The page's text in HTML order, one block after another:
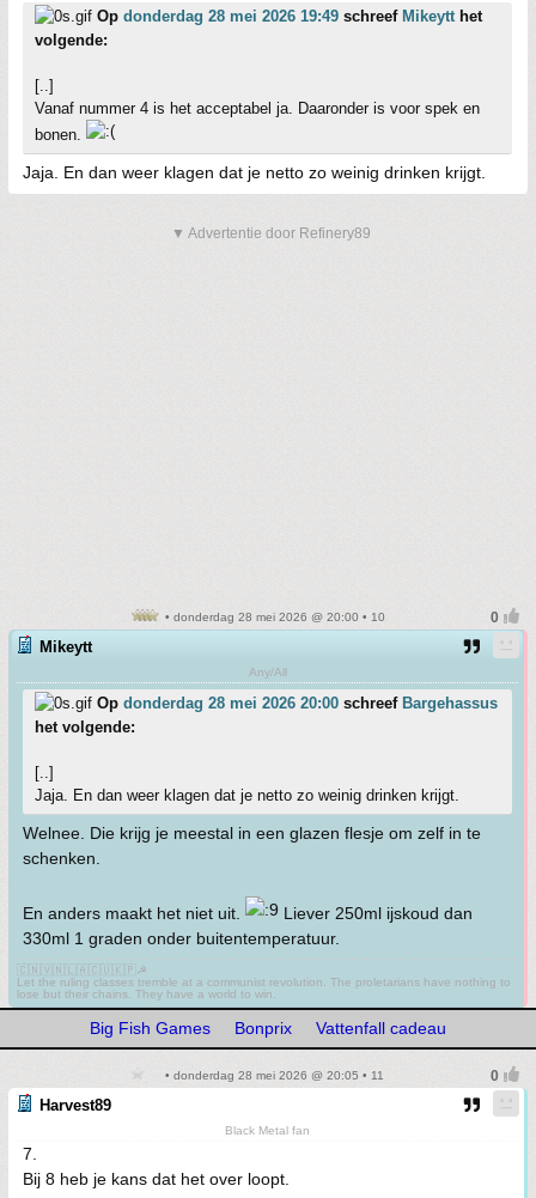
Op donderdag 28 mei 2026 19:49 schreef Mikeytt het
volgende:
[..]
Vanaf nummer 4 is het acceptabel ja. Daaronder is voor spek en
bonen.
Jaja. En dan weer klagen dat je netto zo weinig drinken krijgt.
▼ Advertentie door Refinery89
• donderdag 28 mei 2026 @ 20:00 • 10
Mikeytt
Any/All
Op donderdag 28 mei 2026 20:00 schreef Bargehassus
het volgende:
[..]
Jaja. En dan weer klagen dat je netto zo weinig drinken krijgt.
Welnee. Die krijg je meestal in een glazen flesje om zelf in te
schenken.
En anders maakt het niet uit.
Liever 250ml ijskoud dan
330ml 1 graden onder buitentemperatuur.
🇨🇳🇻🇳🇱🇦🇨🇺🇰🇵☭
Let the ruling classes tremble at a communist revolution. The proletarians have nothing to
lose but their chains. They have a world to win.
Big Fish Games Bonprix Vattenfall cadeau
• donderdag 28 mei 2026 @ 20:05 • 11
Harvest89
Black Metal fan
7.
Bij 8 heb je kans dat het over loopt.